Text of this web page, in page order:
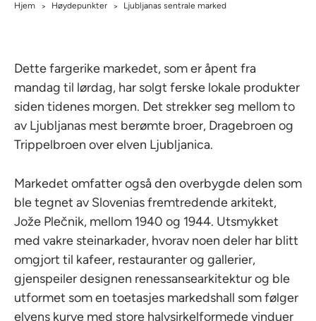
Hjem > Høydepunkter > Ljubljanas sentrale marked
Dette fargerike markedet, som er åpent fra
mandag til lørdag, har solgt ferske lokale produkter
siden tidenes morgen. Det strekker seg mellom to
av Ljubljanas mest berømte broer, Dragebroen og
Trippelbroen over elven Ljubljanica.
Markedet omfatter også den overbygde delen som
ble tegnet av Slovenias fremtredende arkitekt,
Jože Plečnik, mellom 1940 og 1944. Utsmykket
med vakre steinarkader, hvorav noen deler har blitt
omgjort til kafeer, restauranter og gallerier,
gjenspeiler designen renessansearkitektur og ble
utformet som en toetasjes markedshall som følger
elvens kurve med store halvsirkelformede vinduer